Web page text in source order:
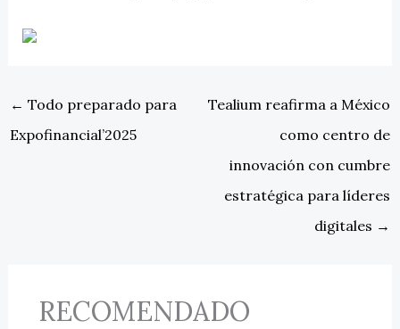
← Todo preparado para
Expofinancial’2025
Tealium reafirma a México
como centro de
innovación con cumbre
estratégica para líderes
digitales →
RECOMENDADO